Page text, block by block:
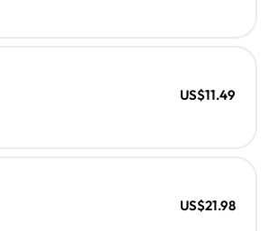
US$11.49
US$21.98